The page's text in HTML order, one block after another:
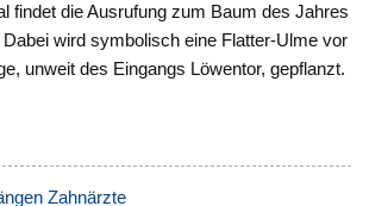
findet die Ausrufung zum Baum des Jahres
wird symbolisch eine Flatter-Ulme vor
unweit des Eingangs Löwentor, gepflanzt.
Zahnärzte